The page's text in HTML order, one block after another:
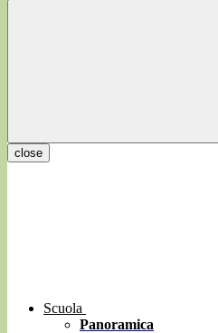
close
Scuola
Panoramica